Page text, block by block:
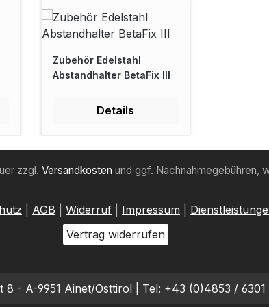
Zubehör Edelstahl
Abstandhalter BetaFix III
Details
zzgl. Versandkosten und ggf. Nachnahmegebühren,
AGB Widerruf Impressum
Vertrag widerrufen
8 - A-9951 Ainet/Osttirol | Tel: +43 (0)4853 /